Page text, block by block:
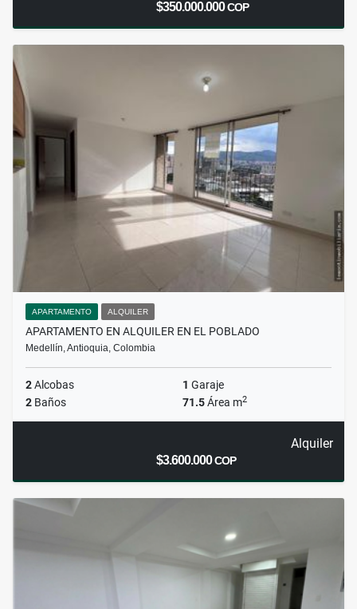
$350.000.000COP
APARTAMENTO ALQUILER
APARTAMENTO EN ALQUILER EN EL POBLADO
Medellín, Antioquia, Colombia
2Alcobas 1 Garaje
2 Baños 71.5Área m2
Alquiler
$3.600.000COP